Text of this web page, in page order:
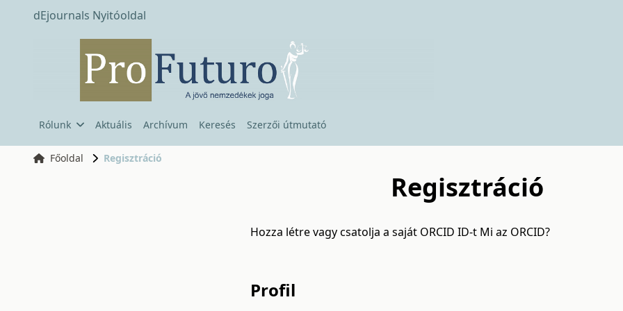
dEjournals Nyitóoldal
Rólunk Aktuális Archívum Keresés Szerzői útmutató
Főoldal Regisztráció
Regisztráció
Hozza létre vagy csatolja a saját ORCID ID-t Mi az ORCID?
Profil